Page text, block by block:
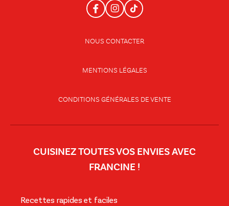
NOUS CONTACTER
MENTIONS LÉGALES
CONDITIONS GÉNÉRALES DE VENTE
CUISINEZ TOUTES VOS ENVIES AVEC
FRANCINE !
Recettes rapides et faciles